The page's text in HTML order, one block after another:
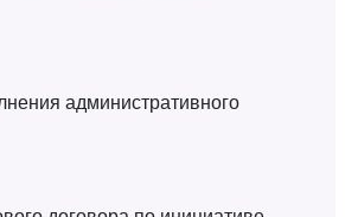
административного